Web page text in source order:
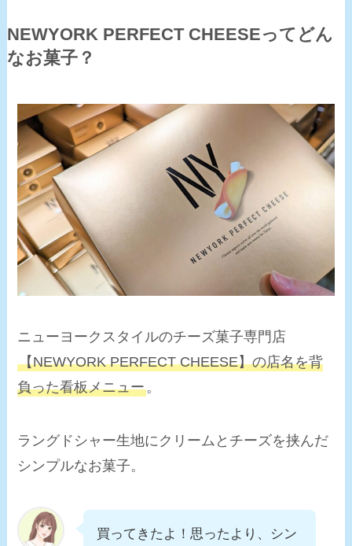
NEWYORK PERFECT CHEESEってどん
なお菓子？
ニューヨークスタイルのチーズ菓子専門店
【NEWYORK PERFECT CHEESE】の店名を背
負った看板メニュー。
ラングドシャー生地にクリームとチーズを挟んだ
シンプルなお菓子。
買ってきたよ！思ったより、シン